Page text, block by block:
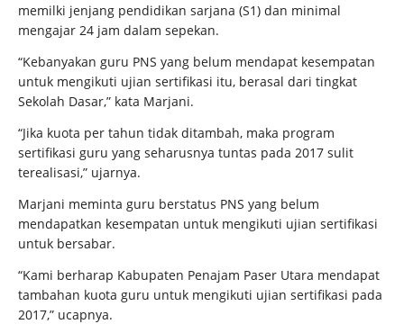
memilki jenjang pendidikan sarjana (S1) dan minimal
mengajar 24 jam dalam sepekan.
“Kebanyakan guru PNS yang belum mendapat kesempatan
untuk mengikuti ujian sertifikasi itu, berasal dari tingkat
Sekolah Dasar,” kata Marjani.
“Jika kuota per tahun tidak ditambah, maka program
sertifikasi guru yang seharusnya tuntas pada 2017 sulit
terealisasi,” ujarnya.
Marjani meminta guru berstatus PNS yang belum
mendapatkan kesempatan untuk mengikuti ujian sertifikasi
untuk bersabar.
“Kami berharap Kabupaten Penajam Paser Utara mendapat
tambahan kuota guru untuk mengikuti ujian sertifikasi pada
2017,” ucapnya.